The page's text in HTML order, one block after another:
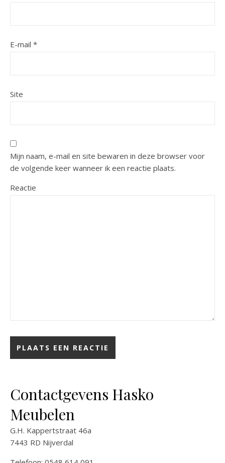
E-mail *
Site
Mijn naam, e-mail en site bewaren in deze browser voor
de volgende keer wanneer ik een reactie plaats.
Reactie
Contactgevens Hasko
Meubelen
G.H. Kappertstraat 46a
7443 RD Nijverdal